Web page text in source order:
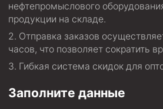
нефтепромыслового
продукции на складе.
Отправка заказов
часов, что позволяет сократить
Гибкая система скидок для
Заполните данные